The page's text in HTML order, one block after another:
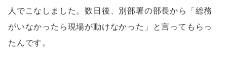
人でこなしました。数日後、別部署の部長から「総務
がいなかったら現場が動けなかった」と言ってもらっ
たんです。